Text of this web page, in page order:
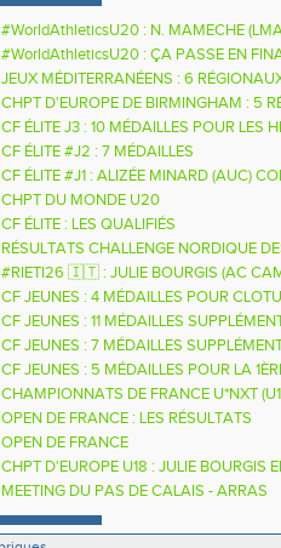
#WorldAthleticsU20 : N. MAMECHE
#WorldAthleticsU20 : ÇA PASSE EN
SAUTEURS
JEUX MÉDITERRANÉENS : 6
CHPT D'EUROPE DE BIRMINGHAM : 5
CF ÉLITE J3 : 10 MÉDAILLES POUR LES
CF ÉLITE #J2 : 7 MÉDAILLES
CF ÉLITE #J1 : ALIZÉE MINARD (AUC)
NATIONALE
CHPT DU MONDE U20
CF ÉLITE : LES QUALIFIÉS
RÉSULTATS CHALLENGE NORDIQUE
2025 2026
#RIETI26 🇮🇹 : JULIE BOURGIS (AC
D'EUROPE U18 DE LA PERCHE
CF JEUNES : 4 MÉDAILLES POUR
CF JEUNES : 11 MÉDAILLES
CF JEUNES : 7 MÉDAILLES
CF JEUNES : 5 MÉDAILLES POUR LA
CHAMPIONNATS DE FRANCE U*NXT
OPEN DE FRANCE : LES RÉSULTATS
OPEN DE FRANCE
CHPT D'EUROPE U18 : JULIE BOURGIS
MEETING DU PAS DE CALAIS - ARRAS